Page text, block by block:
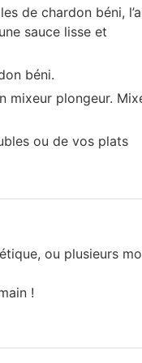
de chardon béni,
sauce lisse et
béni.
mixeur plongeur.
ou de vos plats
ou plusieurs
!